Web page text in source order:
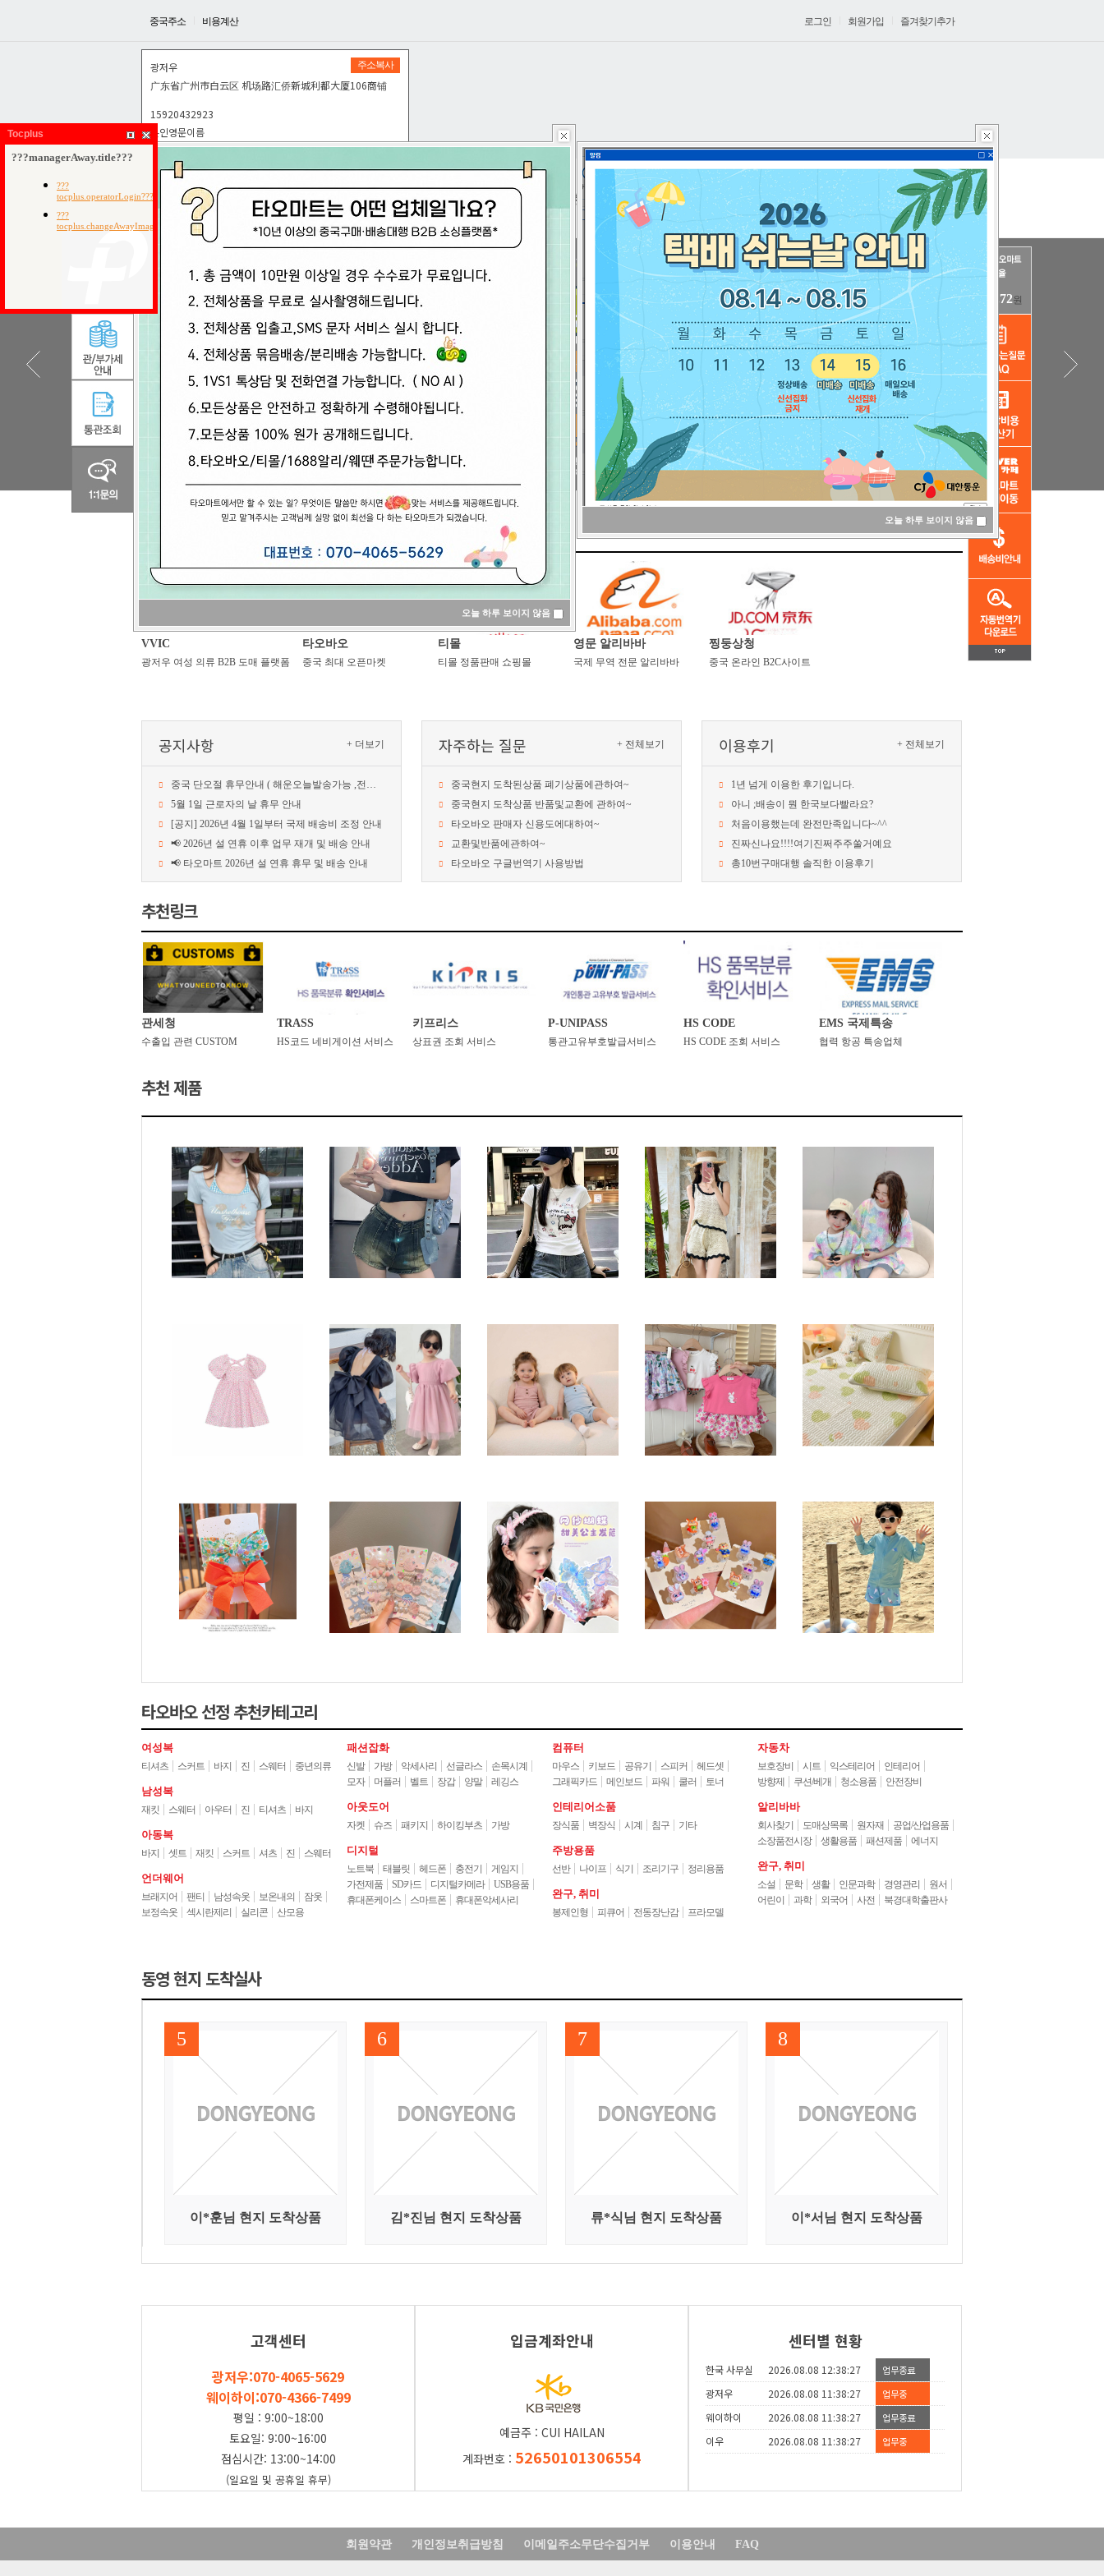
224.72원
중국주소 비용계산 로그인 회원가입 즐겨찾기추가
주소복사
광저우
广东省广州市白云区机场路汇侨新城利都大厦106商铺
15920432923
본인영문이름
이용안내 구매대행 사입대행 배송대행 1:1게시판 정산관리 마이페이지
오늘하루보이지않음
오늘하루보이지않음
VVIC
광저우여성의류B2B도매플랫폼
타오바오
중국최대오픈마켓
티몰
티몰정품판매쇼핑몰
영문알리바바
국제무역전문알리바바
찡둥상청
중국온라인B2C사이트
공지사항 +더보기
중국단오절휴무안내(해운오늘발송가능,전자상다음주발송가능)
5월1일근로자의날휴무안내
[공지]2026년4월1일부터국제배송비조정안내
📢2026년설연휴이후업무재개및배송안내
📢타오마트2026년설연휴휴무및배송안내
자주하는질문 +전체보기
중국현지도착된상품폐기상품에관하여~
중국현지도착상품반품및교환에관하여~
타오바오판매자신용도에대하여~
교환및반품에관하여~
타오바오구글번역기사용방법
이용후기 +전체보기
1년넘게이용한후기입니다.
아니;배송이뭔한국보다빨라요?
처음이용했는데완전만족입니다~^^
진짜신나요!!!!여기진쩌주주쑬거예요
총10번구매대행솔직한이용후기
추천링크
관세청
수출입관련CUSTOM
TRASS
HS코드네비게이션서비스
키프리스
상표권조회서비스
P-UNIPASS
통관고유부호발급서비스
HSCODE
HSCODE조회서비스
EMS국제특송
협력항공특송업체
추천제품
타오바오선정추천카테고리
여성복
티셔츠 스커트 바지 진 스웨터 중년의류
남성복
재킷 스웨터 아우터 진 티셔츠 바지
아동복
바지 셋트 재킷 스커트 셔츠 진 스웨터
언더웨어
브래지어 팬티 남성속옷 보온내의
잠옷
보정속옷
섹시란제리 실리콘 산모용
패션잡화
신발 가방 악세사리 선글라스
손목시계
모자
머플러 벨트 장갑 양말 레깅스
아웃도어
자켓 슈즈 패키지 하이킹부츠 가방
디지털
노트북 태블릿 헤드폰 충전기
게임지
가전제품
SD카드 디지털카메라
USB용품
휴대폰케이스
스마트폰 휴대폰악세사리
컴퓨터
마우스 키보드 공유기 스피커
헤드셋
그래픽카드
메인보드 파워 쿨러 토너
인테리어소품
장식품 벽장식 시계 침구 기타
주방용품
선반 나이프 식기 조리기구 정리용품
완구,취미
봉제인형 피큐어 전동장난감 프라모델
자동차
보호장비 시트 익스테리어
인테리어
방향제
쿠션/베개 청소용품 안전장비
알리바바
회사찾기 도매상목록 원자재
공업/산업용품
소장품전시장
생활용품 패션제품 에너지
완구,취미
소설 문학 생활 인문과학 경영관리
원서
어린이
과학 외국어 사전 북경대학출판사
동영현지도착실사
고객센터
광저우:070-4065-5629
웨이하이:070-4366-7499
평일:9:00~18:00
토요일:9:00~16:00
점심시간:13:00~14:00
(일요일및공휴일휴무)
입금계좌안내
예금주:CUIHAILAN
계좌번호: 52650101306554
센터별현황
한국사무실 2026.08.0812:38:28 업무종료
광저우 2026.08.0811:38:28 업무중
웨이하이 2026.08.0811:38:28 업무종료
이우 2026.08.0811:38:28 업무중
회원약관 개인정보취급방침 이메일주소무단수집거부 이용안내 FAQ
Tocplus